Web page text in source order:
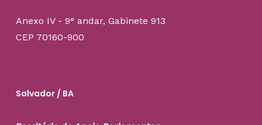
Anexo IV - 9° andar, Gabinete 913
CEP 70160-900
Salvador / BA